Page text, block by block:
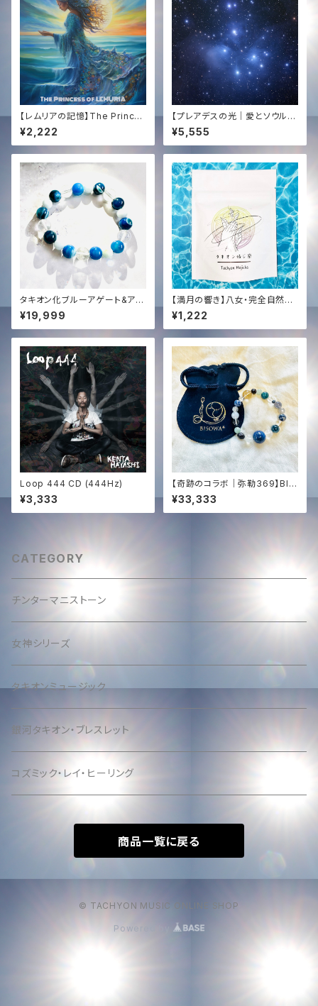
【レムリアの記憶】The Princes
s of Lemuria (HD High Qua
lity Audio) | Tachyon Soun
d × Dragon Sound
¥2,222
【プレアデスの光｜愛とソウルメ
イト】COBRA直伝・遠隔レイヒ
ーリング（15分）＋432Hzタキオ
ン音源プレゼント｜心の癒やし・
g: Soulmate Love & Healin
g Heart (Remote 15min) +
432Hz Tachyon Music Gift
¥5,555
タキオン化ブルーアゲート&アク
アマリンオリジナルブレスレット
✨
¥19,999
【満月の響き】八女・完全自然栽
培 焙じ茶 (徳柴茶園)｜Tachy
on Sound Infused by KENT
A HAYASHI
¥1,222
Loop 444 CD (444Hz)
¥3,333
【奇跡のコラボ｜弥勒369】BIS
OWA監修×タキオン化✨コズミ
ック・ブレスレット（一点物）石の
声を聞く選定｜チンターマニ埋
¥33,333
CATEGORY
チンターマニストーン
女神シリーズ
タキオンミュージック
銀河タキオン・ブレスレット
コズミック・レイ・ヒーリング
商品一覧に戻る
© TACHYON MUSIC ONLINE SHOP
Powered by